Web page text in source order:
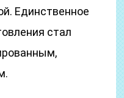
Единственное
стал